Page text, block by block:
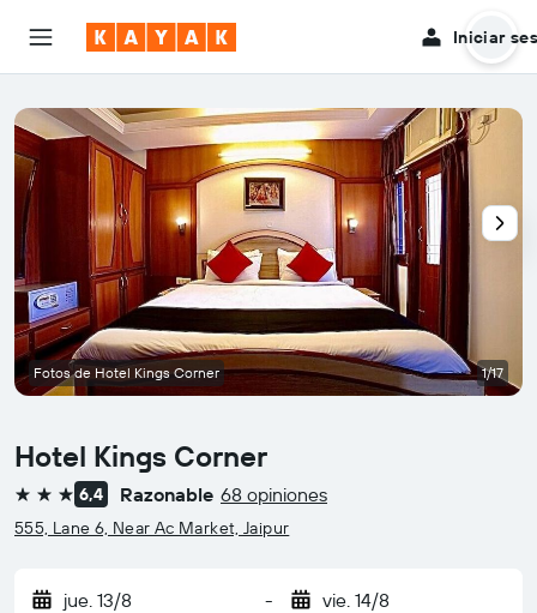
Iniciar
Hotel Kings Corner
3 estrellas
6,4 Razonable 68 opiniones
555, Lane 6, Near Ac Market, Jaipur
jue. 13/8 - vie. 14/8
Fotos de Hotel Kings Corner 1/17